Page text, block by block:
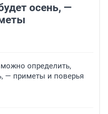
осень, —
можно определить,
— приметы и поверья